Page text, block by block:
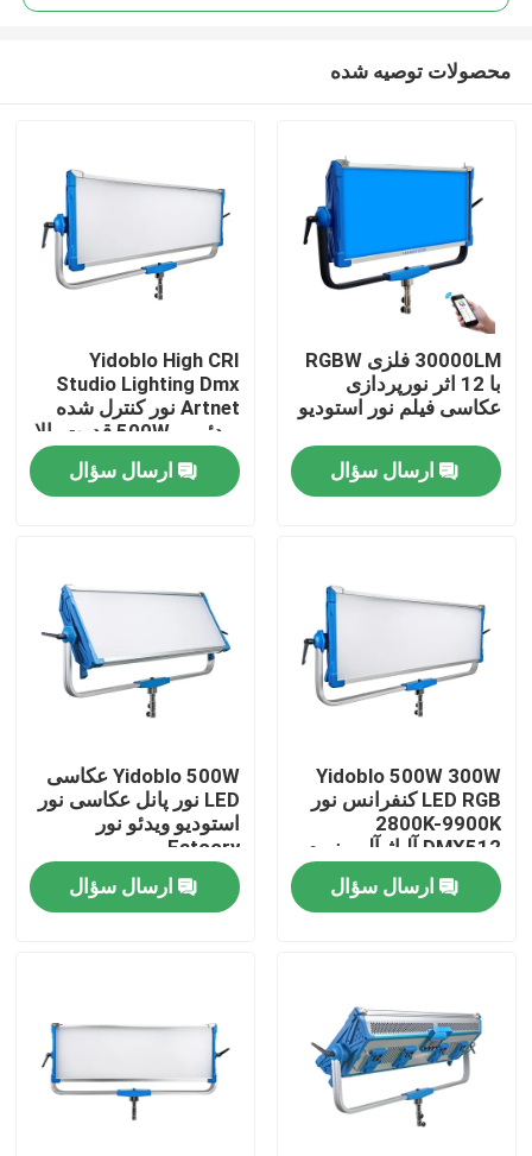
خونه
ویدیو
درباره ما
تور کارخانه
کنترل کیفیت
با ما تماس بگیرید
پرونده ها
محصولات توصیه شده
30000LM فلزی RGBW
با 12 اثر نورپردازی
عکاسی فیلم نور استودیو
ارسال سؤال
Yidoblo High CRI
Studio Lighting Dmx
Artnet نور کنترل شده
ویدئویی 500W قدرت بالا
دو رنگ LED نرم پانل نور
ارسال سؤال
Yidoblo 500W 300W
LED RGB کنفرانس نور
2800K-9900K
DMX512 آلیاژ آلومینیوم
Dimmable برای جلسات
نور پانل ارسال سؤال
Yidoblo 500W عکاسی
LED نور پانل عکاسی نور
استودیو ویدئو نور
Fatcory
ارسال سؤال